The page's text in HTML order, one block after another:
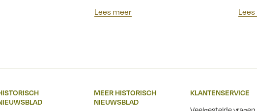
Italiaanse
binnenkort een nieuwe woonwijk
Over een paar jaar staat het
Nijmeegse Waalfront vol...
Lees meer
MEER HISTORISCH
NIEUWSBLAD
KLANTENSERVICE